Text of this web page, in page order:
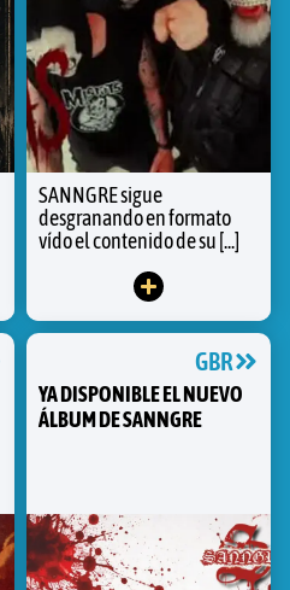
SANNGRE sigue
desgranando en formato
vído el contenido de su [...]
GBR
YA DISPONIBLE EL NUEVO
ÁLBUM DE SANNGRE